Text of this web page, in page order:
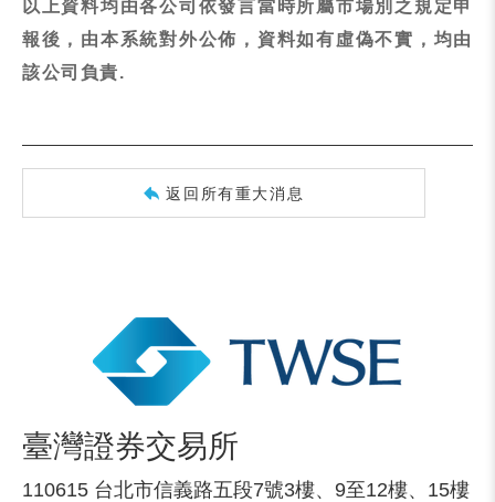
以上資料均由各公司依發言當時所屬市場別之規定申
報後，由本系統對外公佈，資料如有虛偽不實，均由
該公司負責.
返回所有重大消息
臺灣證券交易所
110615 台北市信義路五段7號3樓、9至12樓、15樓